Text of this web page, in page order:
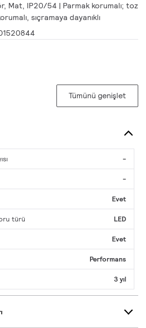
Mat, IP20/54 | Parmak korumalı; toz
sıçramaya dayanıklı
Tümünü genişlet
-
-
Evet
türü LED
Evet
Performans
3 yıl